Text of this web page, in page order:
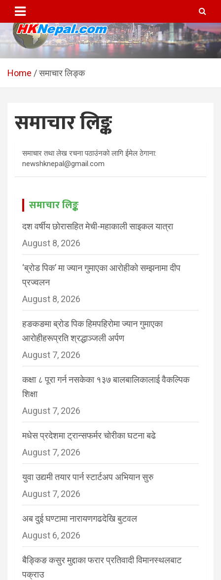
content
HKNepal.com – हङकङबाट
सञ्चालित पहिलो नेपाली अनलाईन
hknepal, hknepal.com, hk nepal, hk nepal com
Home समाचार लिङ्क
समाचार लिङ्क
समाचार तथा लेख रचना पठाउंनको लागि ईमेल ठेगाना:
newshknepal@gmail.com
समाचार लिङ्क
दश वर्षीय छोरासहित मेची-महाकाली साइकल यात्रा
August 8, 2026
‘ब्रोड पिक’ मा ज्यान गुमाएका आरोहीको सम्झनामा दीप
प्रज्वलन
August 8, 2026
हङकङमा ब्रोड पिक हिमपहिरोमा ज्यान गुमाएका
आरोहीहरूप्रति श्रद्धाञ्जली अर्पण
August 7, 2026
कक्षा ८ पूरा गर्न नसकेका १३७ बालबालिकालाई वैकल्पिक
शिक्षा
August 7, 2026
मधेस प्रदेशमा ट्रान्सफर्मर चोरीका घटना बढे
August 7, 2026
युवा उद्यमी तयार पार्न स्टार्टअप अभियान सुरु
August 7, 2026
अब दुई घण्टामा नारायणगढदेखि बुटवल
August 6, 2026
बैङ्किङ कसुर मुद्दाका फरार प्रतिवादी विमानस्थलबाट
पक्राउ